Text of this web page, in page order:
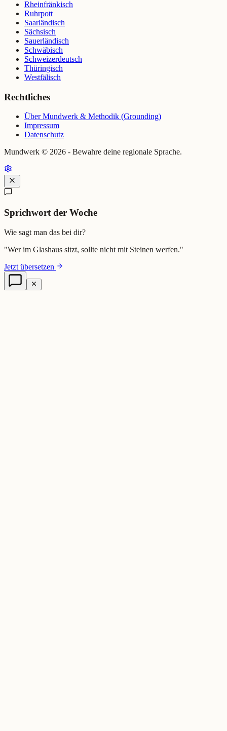
Rheinfränkisch
Ruhrpott
Saarländisch
Sächsisch
Sauerländisch
Schwäbisch
Schweizerdeutsch
Thüringisch
Westfälisch
Rechtliches
Über Mundwerk & Methodik (Grounding)
Impressum
Datenschutz
Mundwerk © 2026 - Bewahre deine regionale Sprache.
Sprichwort der Woche
Wie sagt man das bei dir?
"Wer im Glashaus sitzt, sollte nicht mit Steinen werfen."
Jetzt übersetzen